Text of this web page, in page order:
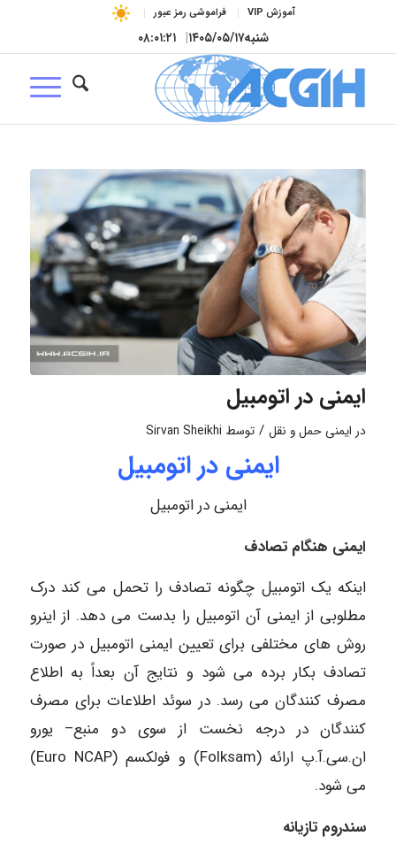
آموزش VIP فراموشی رمز عبور
شنبه۱۴۰۵/۰۵/۱۷| ۰۸:۰۱:۲۲
ایمنی در اتومبیل
در ایمنی حمل و نقل / توسط Sirvan Sheikhi
ایمنی در اتومبیل
ایمنی در اتومبیل
ایمنی هنگام تصادف
اینکه یک اتومبیل چگونه تصادف را تحمل می کند درک
مطلوبی از ایمنی آن اتومبیل را بدست می دهد. از اینرو
روش های مختلفی برای تعیین ایمنی اتومبیل در صورت
تصادف بکار برده می شود و نتایج آن بعداً به اطلاع
مصرف کنندگان می رسد. در سوئد اطلاعات برای مصرف
کنندگان در درجه نخست از سوی دو منبع– یورو
ان.سی.آ.پ ارائه (Folksam) و فولکسم (Euro NCAP)
می شود.
سندروم تازیانه